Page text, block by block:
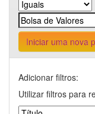
Iniciar uma nova
Adicionar filtros:
Utilizar filtros para